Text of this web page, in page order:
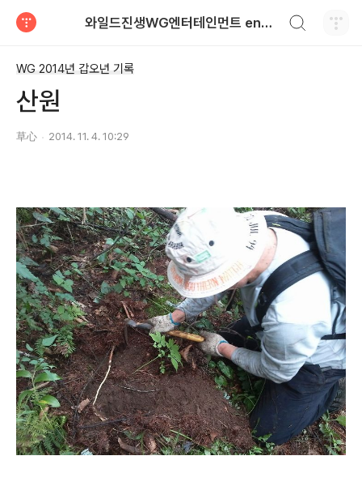
와일드진생WG엔터테인먼트 entertainment
WG 2014년 갑오년 기록
산원
草心 2014. 11. 4. 10:29